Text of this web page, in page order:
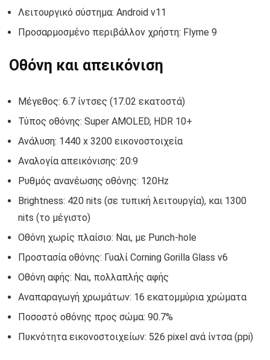
Λειτουργικό σύστημα: Android v11
Προσαρμοσμένο περιβάλλον χρήστη: Flyme 9
Οθόνη και απεικόνιση
Μέγεθος: 6.7 ίντσες (17.02 εκατοστά)
Τύπος οθόνης: Super AMOLED, HDR 10+
Ανάλυση: 1440 x 3200 εικονοστοιχεία
Αναλογία απεικόνισης: 20:9
Ρυθμός ανανέωσης οθόνης: 120Hz
Brightness: 420 nits (σε τυπική λειτουργία), και 1300
nits (το μέγιστο)
Οθόνη χωρίς πλαίσιο: Ναι, με Punch-hole
Προστασία οθόνης: Γυαλί Corning Gorilla Glass v6
Οθόνη αφής: Ναι, πολλαπλής αφής
Αναπαραγωγή χρωμάτων: 16 εκατομμύρια χρώματα
Ποσοστό οθόνης προς σώμα: 90.7%
Πυκνότητα εικονοστοιχείων: 526 pixel ανά ίντσα (ppi)